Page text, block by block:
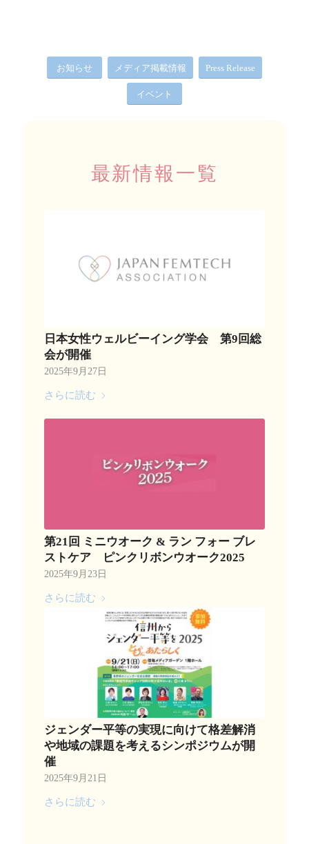
お知らせ メディア掲載情報 Press Release
イベント
最新情報一覧
日本女性ウェルビーイング学会 第9回総
会が開催
2025年9月27日
さらに読む
第21回 ミニウオーク & ラン フォー ブレ
ストケア ピンクリボンウオーク2025
2025年9月23日
さらに読む
ジェンダー平等の実現に向けて格差解消
や地域の課題を考えるシンポジウムが開
催
2025年9月21日
さらに読む